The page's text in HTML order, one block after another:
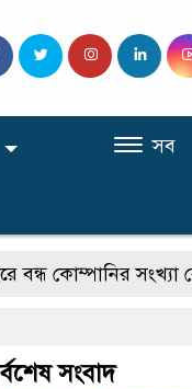
সব
সংখ্যা বেড়ে ৩৫
সংবাদ